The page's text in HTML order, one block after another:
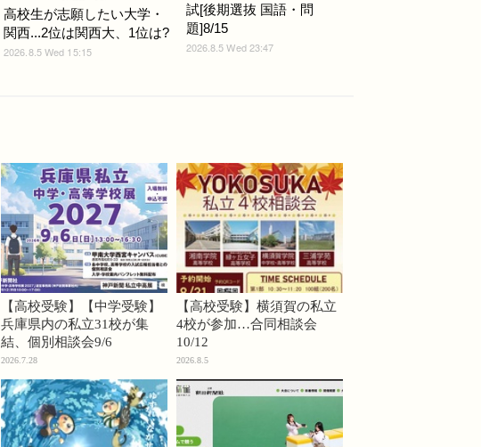
高校生が志願したい大学・
関西...2位は関西大、1位は?
2026.8.5 Wed 15:15
試[後期選抜 国語・問
題]8/15
2026.8.5 Wed 23:47
【高校受験】【中学受験】
兵庫県内の私立31校が集
結、個別相談会9/6
2026.7.28
【高校受験】横須賀の私立
4校が参加…合同相談会
10/12
2026.8.5